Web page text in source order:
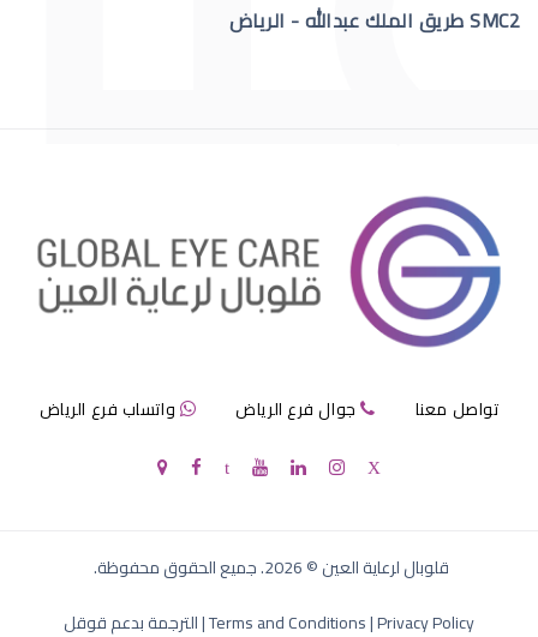
مرض الماء الازرق بالعين
SMC2 طريق الملك عبدالله - الرياض
تواصل معنا جوال فرع الرياض واتساب فرع الرياض
قلوبال لرعاية العين©
2026. جميع الحقوق محفوظة.
Terms and Conditions|Privacy Policy
|الترجمة بدعم قوقل